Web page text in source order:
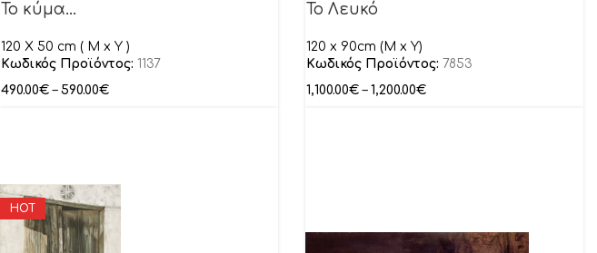
Το κύμα…
120 X 50 cm ( M x Y )
Κωδικός Προϊόντος: 1137
490.00€ – 590.00€
Το Λευκό
120 x 90cm (M x Y)
Κωδικός Προϊόντος: 7853
1,100.00€ – 1,200.00€
HOT